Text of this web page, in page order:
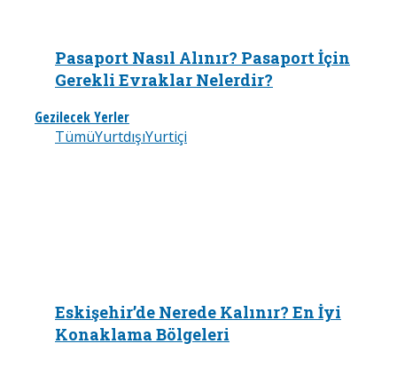
Pasaport Nasıl Alınır? Pasaport İçin
Gerekli Evraklar Nelerdir?
Gezilecek Yerler
TümüYurtdışıYurtiçi
Eskişehir’de Nerede Kalınır? En İyi
Konaklama Bölgeleri